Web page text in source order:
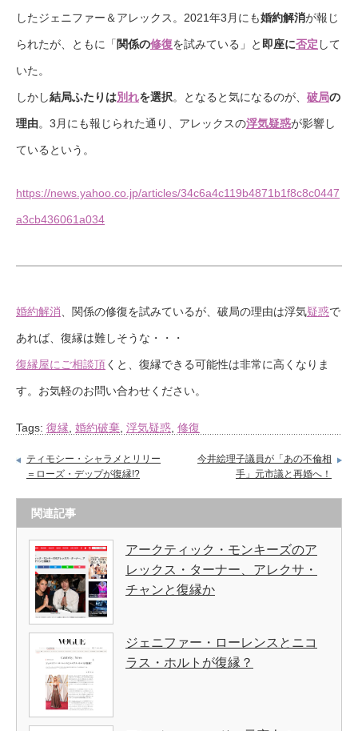
したジェニファー＆アレックス。2021年3月にも婚約解消が報じ
られたが、ともに「 関係の修復を試みている」と 即座に否定 して
いた。
しかし結局ふたりは別れを選択。となると気になるのが、 破局の
理由。3月にも報じられた通り、アレックスの浮気疑惑が影響し
ているという。
https://news.yahoo.co.jp/articles/34c6a4c119b4871b1f8c8c0447
a3cb436061a034
婚約解消 、関係の修復を試みているが、破局の理由は浮気疑惑で
あれば、復縁は難しそうな・・・
復縁屋にご相談頂くと、復縁できる可能性は非常に高くなりま
す。お気軽のお問い合わせください。
Tags: 復縁 婚約破棄 浮気疑惑 修復
ティモシー・シャラメとリリー
＝ローズ・デップが復縁!?
今井絵理子議員が「あの不倫相
手」元市議と再婚へ！
関連記事
アークティック・モンキーズのア
レックス・ターナー、アレクサ・
チャンと復縁か
ジェニファー・ローレンスとニコ
ラス・ホルトが復縁？